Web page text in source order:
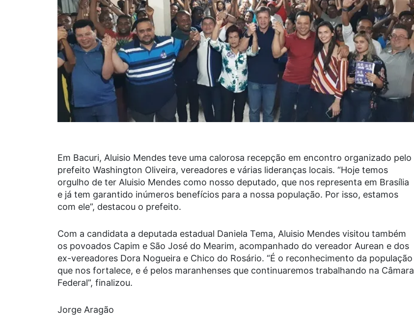
Em Bacuri, Aluisio Mendes teve uma calorosa recepção em encontro organizado pelo
prefeito Washington Oliveira, vereadores e várias lideranças locais. “Hoje temos
orgulho de ter Aluisio Mendes como nosso deputado, que nos representa em Brasília
e já tem garantido inúmeros benefícios para a nossa população. Por isso, estamos
com ele”, destacou o prefeito.
Com a candidata a deputada estadual Daniela Tema, Aluisio Mendes visitou também
os povoados Capim e São José do Mearim, acompanhado do vereador Aurean e dos
ex-vereadores Dora Nogueira e Chico do Rosário. “É o reconhecimento da população
que nos fortalece, e é pelos maranhenses que continuaremos trabalhando na Câmara
Federal”, finalizou.
Jorge Aragão